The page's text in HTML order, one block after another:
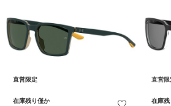
直営限定
在庫残り僅か
直営限
在庫残